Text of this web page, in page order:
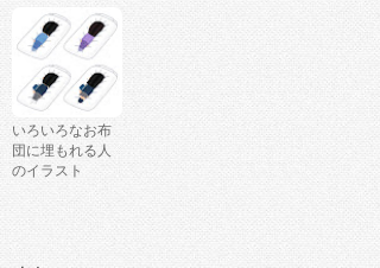
いろいろなお布
団に埋もれる人
のイラスト